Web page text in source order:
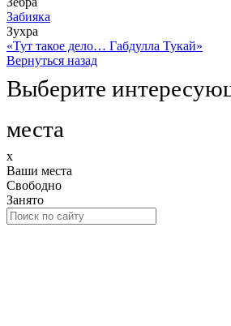
Забияка
Зухра
«Тут такое дело… Габдулла Тукай»
Вернуться назад
Выберите
места
x
Ваши места
Свободно
Занято